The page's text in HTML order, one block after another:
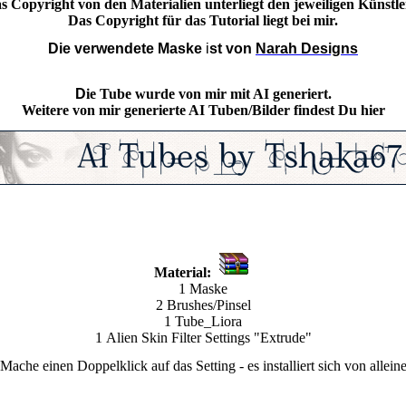
Copyright von den Materialien unterliegt den jeweiligen
Das Copyright für das Tutorial liegt bei mir.
Die verwendete Maske ist von Narah Designs
Die Tube wurde von mir mit AI generiert.
Weitere von mir generierte AI Tuben/Bilder findest Du hier
Material:
1 Maske
2 Brushes/Pinsel
1 Tube_Liora
1 Alien Skin Filter Settings "Extrude"
Mache einen Doppelklick auf das Setting - es installiert sich von alleine